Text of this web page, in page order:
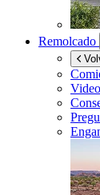
Remolcado